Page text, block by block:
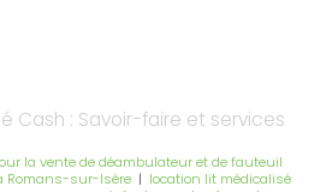
Cash : Savoir-faire et services
la vente de déambulateur et de fauteuil
Romans-sur-Isère| location lit médicalisé